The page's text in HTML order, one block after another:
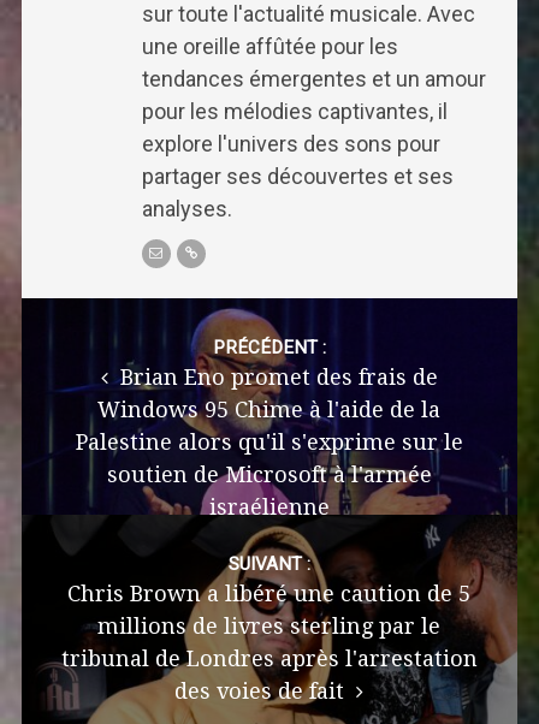
sur toute l'actualité musicale. Avec
une oreille affûtée pour les
tendances émergentes et un amour
pour les mélodies captivantes, il
explore l'univers des sons pour
partager ses découvertes et ses
analyses.
navigation
PRÉCÉDENT :
Brian Eno promet des frais de
Windows 95 Chime à l'aide de la
Palestine alors qu'il s'exprime sur le
soutien de Microsoft à l'armée
israélienne
SUIVANT :
Chris Brown a libéré une caution de 5
millions de livres sterling par le
tribunal de Londres après l'arrestation
des voies de fait